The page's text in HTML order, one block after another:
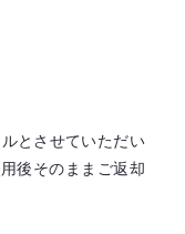
とさせていただい
後そのままご返却